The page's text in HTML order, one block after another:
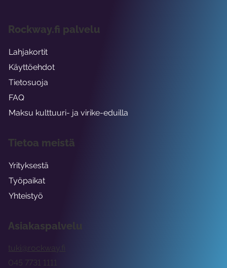
Asiakaspalvelu
tuki@rockway.fi
045 7731 1111
Rockway.fi palvelu
Lahjakortit
Käyttöehdot
Tietosuoja
FAQ
Maksu kulttuuri- ja virike-eduilla
Tietoa meistä
Yrityksestä
Työpaikat
Yhteistyö